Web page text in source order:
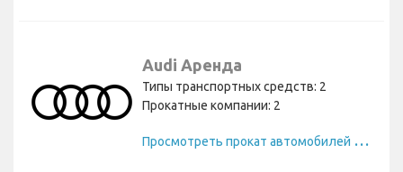
Audi Аренда
Типы транспортных средств: 2
Прокатные компании: 2
П
росмотреть прокат автомобилей Audi